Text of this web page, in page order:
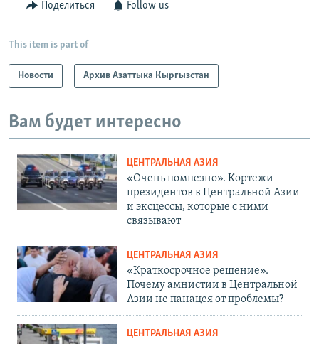
Поделиться Follow us
This item is part of
Новости Архив Азаттыка Кыргызстан
Вам будет интересно
ЦЕНТРАЛЬНАЯ АЗИЯ
«Очень помпезно». Кортежи
президентов в Центральной Азии
и эксцессы, которые с ними
связывают
ЦЕНТРАЛЬНАЯ АЗИЯ
«Краткосрочное решение».
Почему амнистии в Центральной
Азии не панацея от проблемы?
ЦЕНТРАЛЬНАЯ АЗИЯ